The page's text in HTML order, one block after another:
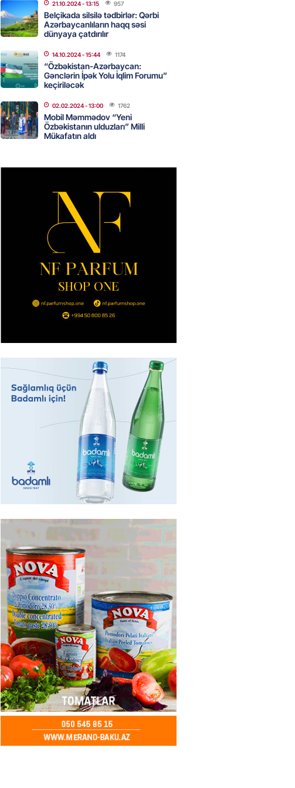
MANŞET
AAYDA-nın tərəzi məntəqələrindən
şikayət -156 ya yaşıl, vətəndaşa qırmızı
işıq?
07.08.2026- 18:00 188
GÜNDƏM
Hərbi xidmətə görə rüşvət alan vəzifəli
şəxslərin məhkəməsi BAŞLAYIR
Ad günü şənliyində yaralanan rus
general öldü – VİDEO
- 17:30
95 yaşlı qadının milyonluq mirası ilə
bağlı qalmaqal: 546 min manatı 20
günə xərclədilər
07.08.2026- 17:15
07.08.2026 297
GÜNDƏM
Ülviyyə İlyasova fəhləyə borclu qalıb?
07.08.2026- 16:45 295
“Birgə Strateji Müdafiə Sazişi”nin
əhəmiyyəti nədir? -ŞƏRH
Albaniya klubuna keçən Kamil
“Liverpul”da oynamaq istəyir
07.08.2026- 16:15 268
HADISƏ
Tovuzda qadın qətlə yetirildi – Şübhəli
qardaşı oğludur
07.08.2026- 16:00 253
GÜNDƏM
Türkiyədə 37,6 milyon, Rusiyada 16,7
milyon – Azərbaycanlıların yemək
xərcləri
07.08.2026- 15:45
21.10.2024- 13:15 957
Belçikada silsilə tədbirlər: Qərbi
Azərbaycanlıların haqq səsi
dünyaya çatdırılır
14.10.2024- 15:44 1174
“Özbəkistan-Azərbaycan:
Gənclərin İpək Yolu İqlim Forumu”
keçiriləcək
02.02.2024- 13:00 1762
Mobil Məmmədov “Yeni
Özbəkistanın ulduzları” Milli
Mükafatın aldı